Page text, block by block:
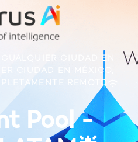
CUALQUIER CIUDAD EN
CIUDAD EN MÉXICO,
REMOTO
Pool -